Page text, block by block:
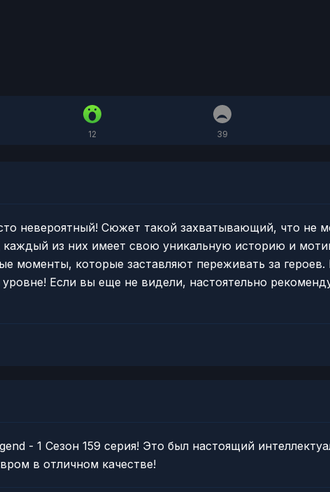
12 39
невероятный! Сюжет такой захватывающий, что не
из них имеет свою уникальную историю и
моменты, которые заставляют переживать за
Если вы еще не видели, настоятельно
- 1 Сезон 159 серия! Это был настоящий
в отличном качестве!